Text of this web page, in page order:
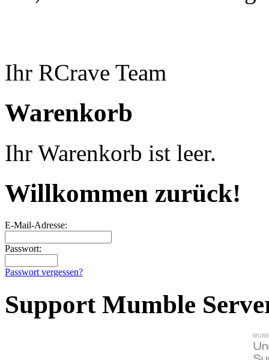
Ihr RCrave Team
Warenkorb
Ihr Warenkorb ist leer.
Willkommen zurück!
E-Mail-Adresse:
Passwort:
Passwort vergessen?
Support Mumble